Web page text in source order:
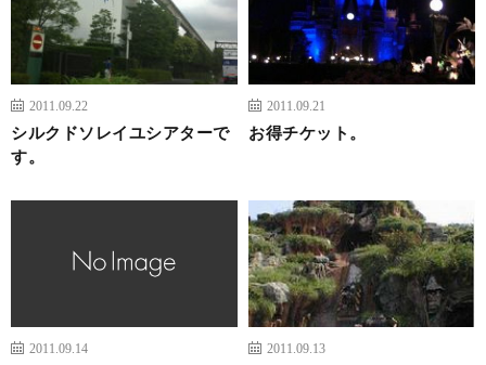
2011.09.22
シルクドソレイユシアターで
す。
2011.09.21
お得チケット。
2011.09.14 2011.09.13